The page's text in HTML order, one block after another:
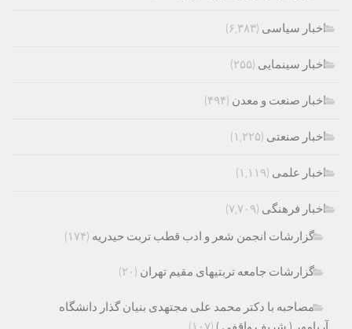
اخبار سیاسی (۶,۳۸۳)
اخبار سینمایی (۲۵۵)
اخبار صنعت و معدن (۴۹۴)
اخبار صنعتی (۱,۲۲۵)
اخبار علمی (۱,۱۱۹)
اخبار فرهنگی (۷,۷۰۹)
گزارشات انجمن شعر و ادب قطب تربت حیدریه (۱۷۴)
گزارشات جامعه تربتیهای مقیم تهران (۲۰)
مصاحبه با دکتر محمد علی مجتهدی بنیان گذار دانشگاه